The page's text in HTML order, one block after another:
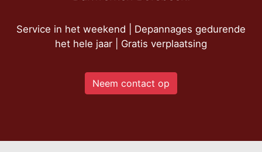
Service in het weekend | Depannages gedurende
het hele jaar | Gratis verplaatsing
Neem contact op